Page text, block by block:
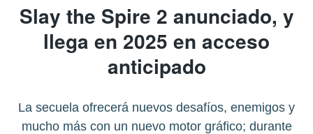
Slay the Spire 2 anunciado, y
llega en 2025 en acceso
anticipado
La secuela ofrecerá nuevos desafíos, enemigos y
mucho más con un nuevo motor gráfico; durante